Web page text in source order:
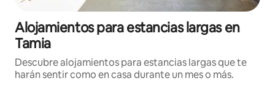
Alojamientos para estancias largas en
Tamia
Descubre alojamientos para estancias largas que te
harán sentir como en casa durante un mes o más.